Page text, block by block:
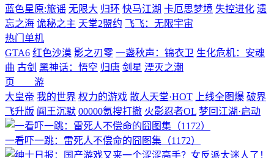
蓝色星原:旅谣 无限大 归环 快马江湖 卡厄思梦境 失控进化 遗
忘之海 诡秘之主 天堂2盟约 飞飞：无限宇宙
热门单机
GTA6 红色沙漠 影之刃零 一盏秋声：锦衣卫 生化危机：安魂
曲 古剑 黑神话：悟空 归唐 剑星 湮灭之潮
页 游
大皇帝 我的世界 权力的游戏 散人天堂·HOT 上线全图爆 破界
飞升版 阎王沉默 00000氪搜打撤 火影忍者OL 梦回江湖·启动
一看吓一跳：雷死人不偿命的囧图集（1172）